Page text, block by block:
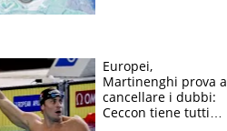
Europei,
Martinenghi prova a
cancellare i dubbi:
Ceccon tiene tutti